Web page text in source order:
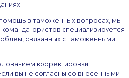
в таможенных вопросах, мы
юристов специализируется
связанных с таможенными
корректировки
вы не согласны со внесенными